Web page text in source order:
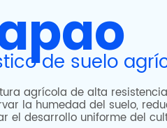
de suelo
agrícola de alta
la humedad del suelo,
el desarrollo uniforme del